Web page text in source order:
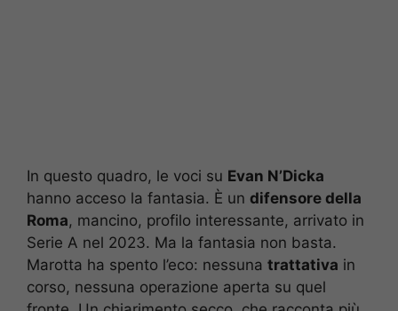
In questo quadro, le voci su Evan N’Dicka
hanno acceso la fantasia. È un difensore della
Roma, mancino, profilo interessante, arrivato in
Serie A nel 2023. Ma la fantasia non basta.
Marotta ha spento l’eco: nessuna trattativa in
corso, nessuna operazione aperta su quel